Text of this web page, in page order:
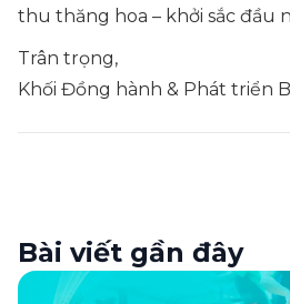
thu thăng hoa – khởi sắc đầu
Trân trọng,
Khối Đồng hành & Phát triển
Bài viết gần đây